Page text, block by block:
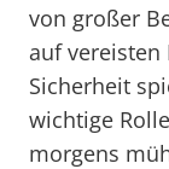
von großer
auf vereisten
Sicherheit
wichtige
morgens